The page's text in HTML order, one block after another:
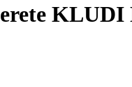
KLUDI